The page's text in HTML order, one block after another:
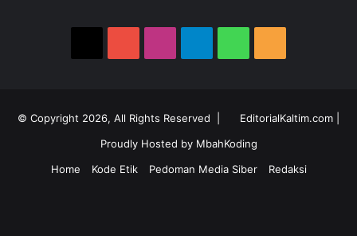
© Copyright 2026, All Rights Reserved | EditorialKaltim.com
Proudly Hosted by MbahKoding
Home
Kode Etik Pedoman Media Siber Redaksi